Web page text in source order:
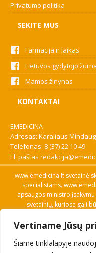
Vertiname Jūsų
Šiame tinklalapyje
Privatumo politika
SEKITE MUS
Farmacija ir laikas
Lietuvos gydytojo
Mamos žinynas
KONTAKTAI
EMEDICINA
Adresas: Karaliaus
Telefonas: 8 (37) 22 10 49
El. paštas
www.emedicina.lt svetainė
specialistams.
apsaugos ministro
svetainių, kuriose gali
savo profesinę kvalifikaciją.
pagalbos priemonių
priežiūros ar farmacijos